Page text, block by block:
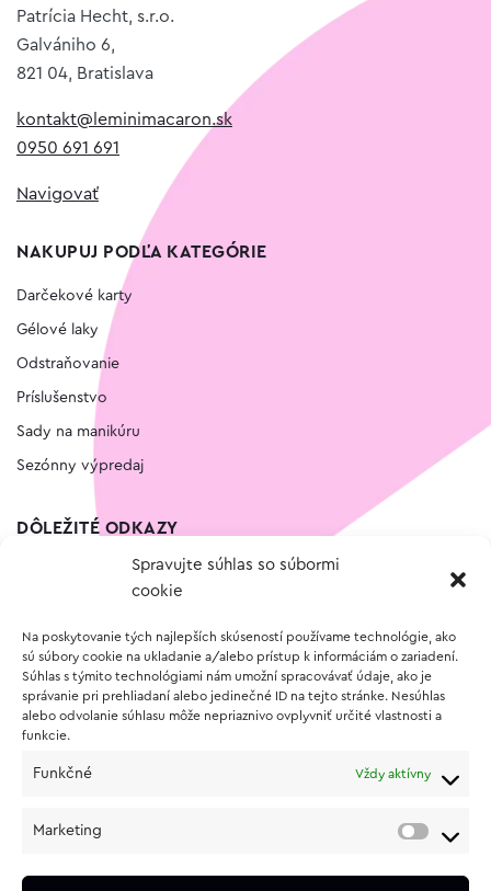
Spravujte súhlas so súbormi
cookie
Na poskytovanie tých najlepších skúseností používame technológie, ako
sú súbory cookie na ukladanie a/alebo prístup k informáciám o zariadení.
Súhlas s týmito technológiami nám umožní spracovávať údaje, ako je
správanie pri prehliadaní alebo jedinečné ID na tejto stránke. Nesúhlas
alebo odvolanie súhlasu môže nepriaznivo ovplyvniť určité vlastnosti a
funkcie.
Funkčné Vždy aktívny
Marketing
Patrícia Hecht, s.r.o.
Galvániho 6,
821 04, Bratislava
kontakt@leminimacaron.sk
0950 691 691
Navigovať
NAKUPUJ PODĽA KATEGÓRIE
Darčekové karty
Gélové laky
Odstraňovanie
Príslušenstvo
Sady na manikúru
Sezónny výpredaj
DÔLEŽITÉ ODKAZY
Vernostný program
O NÁKUPE
Vrátenie a reklamácia tovaru